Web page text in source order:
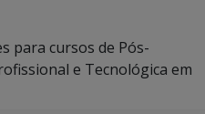
para cursos de Pós-
e Tecnológica em